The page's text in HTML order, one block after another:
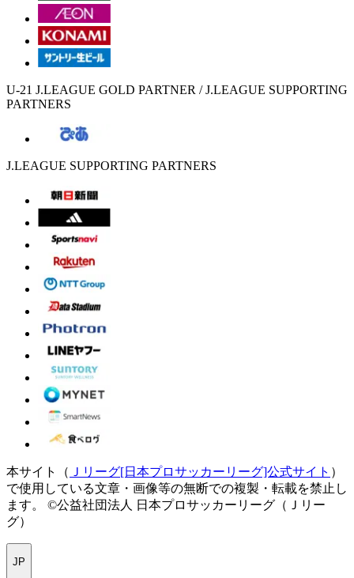
U-21 J.LEAGUE GOLD PARTNER / J.LEAGUE SUPPORTING
PARTNERS
J.LEAGUE SUPPORTING PARTNERS
本サイト（ Ｊリーグ[日本プロサッカーリーグ]公式サイト ）
で使用している文章・画像等の無断での複製・転載を禁止し
ます。
©公益社団法人 日本プロサッカーリーグ（Ｊリー
グ）
JP